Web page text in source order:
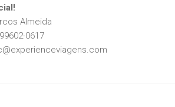
Almeida
0617